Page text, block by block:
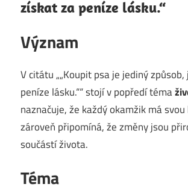
získat za peníze lásku.“
Význam
V citátu „„Koupit psa je jediný
peníze lásku.““ stojí v popředí téma
naznačuje, že každý okamžik má
zároveň připomíná, že změny jsou
součástí života.
Téma